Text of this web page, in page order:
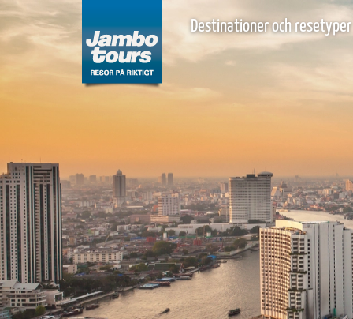
Destinationer och resetyper